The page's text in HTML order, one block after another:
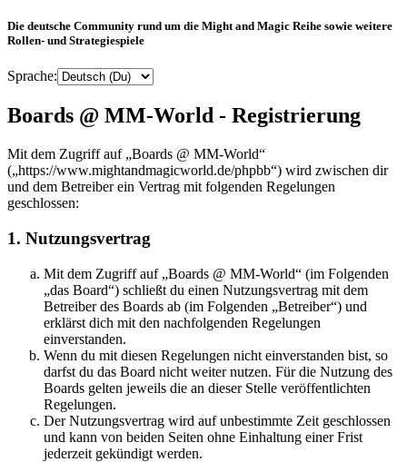
Die deutsche Community rund um die Might and Magic Reihe sowie weitere
Rollen- und Strategiespiele
Sprache:
Boards @ MM-World - Registrierung
Mit dem Zugriff auf „Boards @ MM-World“
(„https://www.mightandmagicworld.de/phpbb“) wird zwischen dir
und dem Betreiber ein Vertrag mit folgenden Regelungen
geschlossen:
1. Nutzungsvertrag
Mit dem Zugriff auf „Boards @ MM-World“ (im Folgenden
„das Board“) schließt du einen Nutzungsvertrag mit dem
Betreiber des Boards ab (im Folgenden „Betreiber“) und
erklärst dich mit den nachfolgenden Regelungen
einverstanden.
Wenn du mit diesen Regelungen nicht einverstanden bist, so
darfst du das Board nicht weiter nutzen. Für die Nutzung des
Boards gelten jeweils die an dieser Stelle veröffentlichten
Regelungen.
Der Nutzungsvertrag wird auf unbestimmte Zeit geschlossen
und kann von beiden Seiten ohne Einhaltung einer Frist
jederzeit gekündigt werden.